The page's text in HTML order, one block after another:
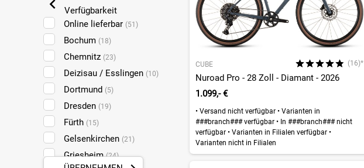
Verfügbarkeit
Online lieferbar (51)
Bochum (18)
Chemnitz (23)
Deizisau / Esslingen (10)
Dortmund (5)
Dresden (19)
Fürth (15)
Gelsenkirchen (21)
Griesheim(24)
CUBE (16)*
Nuroad Pro - 28 Zoll - Diamant - 2026
1.099,- €
•Versand nicht verfügbar •Varianten in
###branch### verfügbar •In ###branch### nicht
verfügbar •Varianten in Filialen verfügbar •
Varianten nicht in Filialen